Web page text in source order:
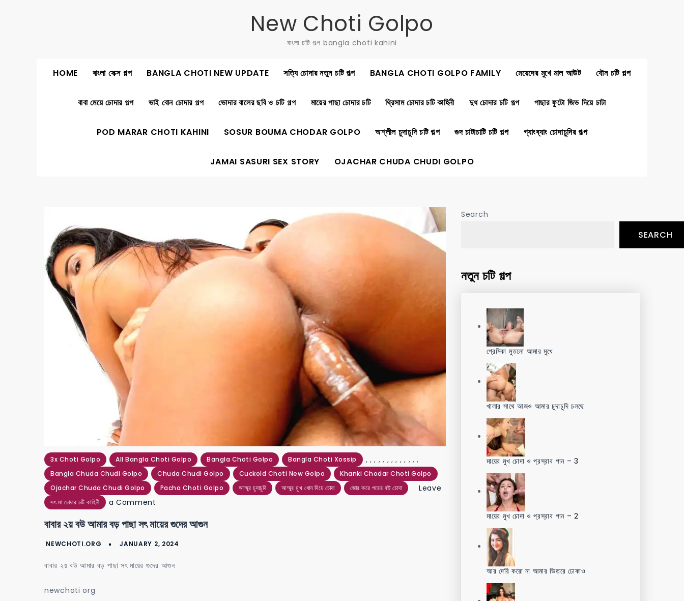
New Choti Golpo
বাংলা চটি গল্প bangla choti kahini
HOME বাংলা সেক্স গল্প BANGLA CHOTI NEW UPDATE সত্যি চোদার নতুন চটি গল্প BANGLA CHOTI GOLPO FAMILY মেয়েদের মুখে মাল আউট যৌন চটি গল্প
বাবা মেয়ে চোদার গল্প ভাই বোন চোদার গল্প ভোদার বালের ছবি ও চটি গল্প মায়ের পাছা চোদার চটি থ্রিসাম চোদার চটি কাহিনী দুধ চোদার চটি গল্প পাছার ফুটো জিভ দিয়ে চাটা
POD MARAR CHOTI KAHINI SOSUR BOUMA CHODAR GOLPO অশ্লীল চুদাচুদি চটি গল্প গুদ চাটাচাটি চটি গল্প গ্যাংব্যাং চোদাচুদির গল্প
JAMAI SASURI SEX STORY OJACHAR CHUDA CHUDI GOLPO
3x Choti Golpo ,
All Bangla Choti Golpo ,
Bangla Choti Golpo ,
Bangla Choti Xossip ,
Bangla Chuda Chudi Golpo
,
Chuda Chudi Golpo
,
Cuckold Choti New Golpo
,
Khanki Chodar Choti Golpo
,
Ojachar Chuda Chudi Golpo
,
Pacha Choti Golpo
,
আম্মুর চুদাচুদি
,
আম্মুর মুখ ধোন দিয়ে চোদা
,
জোর করে পরের বউ চোদা
,
সৎ মা চোদার চটি কাহিনী
Leave
a Comment
২য়
বউ
বাবার ২য় বউ আমার বড় পাছা সৎ মায়ের গুদের আগুন
বাবার ২য় বউ আমার বড় পাছা সৎ মায়ের গুদের আগুন
newchoti org
Search
SEARCH
নতুন চটি গল্প
প্রেমিকা মুতলো আমার মুখে
খালার সাথে আজও আমার চুদাচুদি চলছে
মায়ের মুখ চোদা ও প্রস্রাব পান – 3
মায়ের মুখ চোদা ও প্রস্রাব পান – 2
আর দেরি করো না আমার ভিতরে ঢোকাও